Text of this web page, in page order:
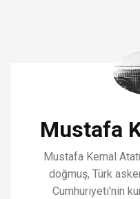
Mustafa
Mustafa Kemal
doğmuş, Türk
Cumhuriyeti'nin